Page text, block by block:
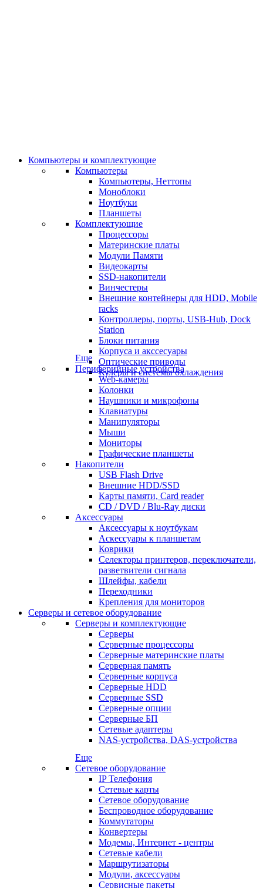
Компьютеры и комплектующие
Компьютеры
Компьютеры, Неттопы
Моноблоки
Ноутбуки
Планшеты
Комплектующие
Процессоры
Материнские платы
Модули Памяти
Видеокарты
SSD-накопители
Винчестеры
Внешние контейнеры для HDD, Mobile
racks
Контроллеры, порты, USB-Hub, Dock
Station
Блоки питания
Корпуса и акссесуары
Оптические приводы
Кулеры и системы охлаждения
Еще
Периферийные устройства
Web-камеры
Колонки
Наушники и микрофоны
Клавиатуры
Манипуляторы
Мыши
Мониторы
Графические планшеты
Накопители
USB Flash Drive
Внешние HDD/SSD
Карты памяти, Card reader
CD / DVD / Blu-Ray диски
Аксессуары
Аксессуары к ноутбукам
Аскессуары к планшетам
Коврики
Селекторы принтеров, переключатели,
разветвители сигнала
Шлейфы, кабели
Переходники
Крепления для мониторов
Серверы и сетевое оборудование
Серверы и комплектующие
Серверы
Серверные процессоры
Серверные материнские платы
Серверная память
Серверные корпуса
Серверные HDD
Серверные SSD
Серверные опции
Серверные БП
Сетевые адаптеры
NAS-устройства, DAS-устройства
Еще
Сетевое оборудование
IP Телефония
Сетевые карты
Сетевое оборудование
Беспроводное оборудование
Коммутаторы
Конвертеры
Модемы, Интернет - центры
Сетевые кабели
Маршрутизаторы
Модули, аксессуары
Сервисные пакеты